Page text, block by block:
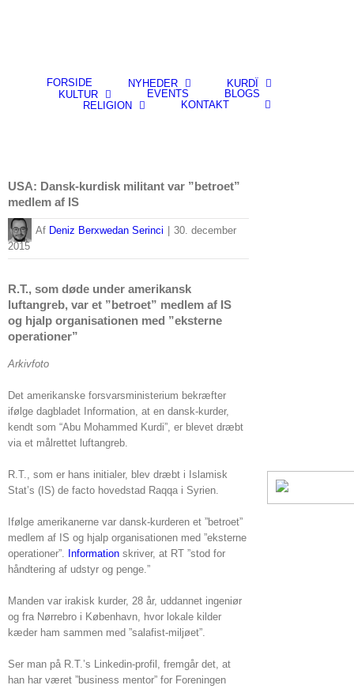
FORSIDE NYHEDER
KURDÎ
KULTUR
EVENTS
BLOGS
RELIGION
KONTAKT
USA: Dansk-kurdisk militant var ”betroet”
medlem af IS
By Deniz Berxwedan Serinci
30. december
2015
R.T., som døde under amerikansk
luftangreb, var et ”betroet” medlem af IS
og hjalp organisationen med ”eksterne
operationer”
Arkivfoto
Det amerikanske forsvarsministerium bekræfter
ifølge dagbladet Information, at en dansk-kurder,
kendt som “Abu Mohammed Kurdi”, er blevet dræbt
via et målrettet luftangreb.
R.T., som er hans initialer, blev dræbt i Islamisk
Stat’s (IS) de facto hovedstad Raqqa i Syrien.
Ifølge amerikanerne var dansk-kurderen et ”betroet”
medlem af IS og hjalp organisationen med ”eksterne
operationer”. Information skriver, at RT ”stod for
håndtering af udstyr og penge.”
Manden var irakisk kurder, 28 år, uddannet ingeniør
og fra Nørrebro i København, hvor lokale kilder
kæder ham sammen med ”salafist-miljøet”.
Ser man på R.T.’s Linkedin-profil, fremgår det, at
han har været ”business mentor” for Foreningen